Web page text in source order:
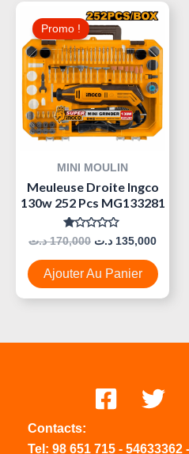
Promo !
MINI MOULIN
Meuleuse Droite Ingco
130w 252 Pcs MG133281
Note
0
Sur
5
170,000 د.ت
Prix
Initial
Était :
170,000 د.ت.
135,000 د.ت
Le
Prix
Est :
Ajouter Au Panier
Contacts:
Tel: 98 651 715 - 54633362 -